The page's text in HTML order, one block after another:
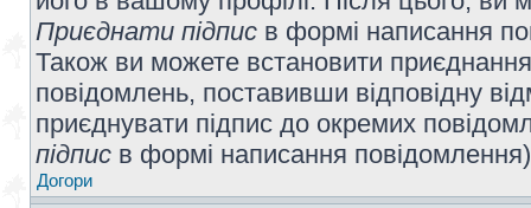
Приєднати підпис в формі написання
Також ви можете встановити
повідомлень, поставивши відповідну
приєднувати підпис до окремих
підпис в формі написання
Догори